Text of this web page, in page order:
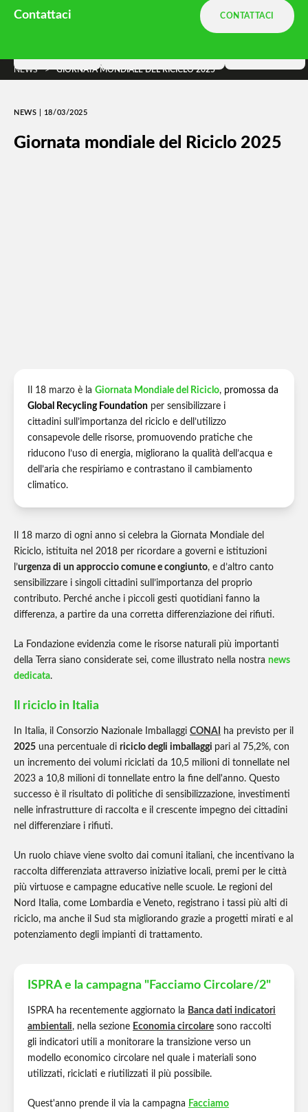
Ambiente.it è una divisione
e parte diDNA Ambiente
Contattaci CONTATTACI
NEWS > GIORNATA MONDIALE DEL RICICLO 2025
NEWS | 18/03/2025
Giornata mondiale del Riciclo 2025
Il 18 marzo è la Giornata Mondiale del Riciclo, promossa da
Global Recycling Foundation per sensibilizzare i
cittadini sull’importanza del riciclo e dell’utilizzo
consapevole delle risorse, promuovendo pratiche che
riducono l’uso di energia, migliorano la qualità dell’acqua e
dell’aria che respiriamo e contrastano il cambiamento
climatico.
Il 18 marzo di ogni anno si celebra la Giornata Mondiale del
Riciclo, istituita nel 2018 per ricordare a governi e istituzioni
l’urgenza di un approccio comune e congiunto, e d’altro canto
sensibilizzare i singoli cittadini sull’importanza del proprio
contributo. Perché anche i piccoli gesti quotidiani fanno la
differenza, a partire da una corretta differenziazione dei rifiuti.
La Fondazione evidenzia come le risorse naturali più importanti
della Terra siano considerate sei, come illustrato nella nostra news
dedicata.
Il riciclo in Italia
In Italia, il Consorzio Nazionale Imballaggi CONAI
ha previsto per il
2025 una percentuale di riciclo degli imballaggi pari al 75,2%, con
un incremento dei volumi riciclati da 10,5 milioni di tonnellate nel
2023 a 10,8 milioni di tonnellate entro la fine dell'anno. Questo
successo è il risultato di politiche di sensibilizzazione, investimenti
nelle infrastrutture di raccolta e il crescente impegno dei cittadini
nel differenziare i rifiuti.
Un ruolo chiave viene svolto dai comuni italiani, che incentivano la
raccolta differenziata attraverso iniziative locali, premi per le città
più virtuose e campagne educative nelle scuole. Le regioni del
Nord Italia, come Lombardia e Veneto, registrano i tassi più alti di
riciclo, ma anche il Sud sta migliorando grazie a progetti mirati e al
potenziamento degli impianti di trattamento.
ISPRA e la campagna "Facciamo Circolare/2"
ISPRA ha recentemente aggiornato la Banca dati indicatori
ambientali, nella sezione Economia circolare sono raccolti
gli indicatori utili a monitorare la transizione verso un
modello economico circolare nel quale i materiali sono
utilizzati, riciclati e riutilizzati il più possibile.
Quest'anno prende il via la campagna Facciamo